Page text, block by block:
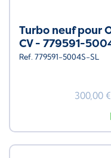
Turbo neuf pour
CV - 779591-
Ref. 779591-5004S-SL
300,00 €